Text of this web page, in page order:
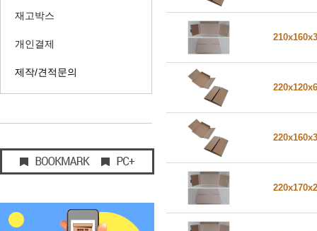
재고박스
개인결제
제작/견적문의